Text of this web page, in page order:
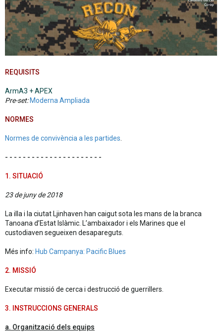
r
REQUISITS
ArmA3 + APEX
Pre-set: Moderna Ampliada
NORMES
Normes de convivència a les partides.
- - - - - - - - - - - - - - - - - - - - - -
1. SITUACIÓ
23 de juny de 2018
La illa i la ciutat Ljinhaven han caigut sota les mans de la branca
Tanoana d’Estat Islàmic. L’ambaixador i els Marines que el
custodiaven segueixen desapareguts.
Més info: Hub Campanya: Pacific Blues
2. MISSIÓ
Executar missió de cerca i destrucció de guerrillers.
3. INSTRUCCIONS GENERALS
a. Organització dels equips